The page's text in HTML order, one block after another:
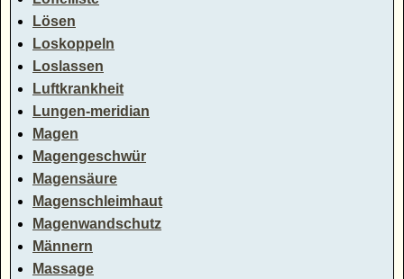
Lösen
Loskoppeln
Loslassen
Luftkrankheit
Lungen-meridian
Magen
Magengeschwür
Magensäure
Magenschleimhaut
Magenwandschutz
Männern
Massage